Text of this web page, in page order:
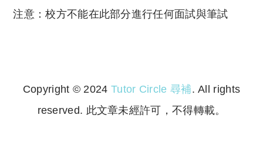
注意：校方不能在此部分進行任何面試與筆試
Copyright © 2024 Tutor Circle 尋補. All rights
reserved. 此文章未經許可，不得轉載。